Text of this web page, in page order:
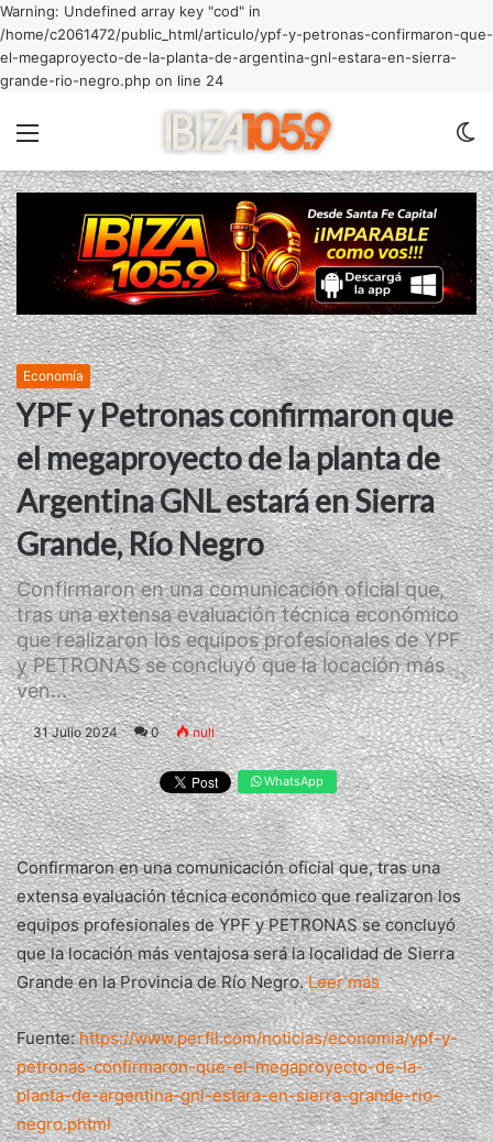
Warning: Undefined array key "cod" in
/home/c2061472/public_html/articulo/ypf-y-petronas-confirmaron-que-
el-megaproyecto-de-la-planta-de-argentina-gnl-estara-en-sierra-
grande-rio-negro.php on line 24
Economía
YPF y Petronas confirmaron que
el megaproyecto de la planta de
Argentina GNL estará en Sierra
Grande, Río Negro
Confirmaron en una comunicación oficial que,
tras una extensa evaluación técnica económico
que realizaron los equipos profesionales de YPF
y PETRONAS se concluyó que la locación más
ven...
31 Julio 2024 0 null
WhatsApp
Confirmaron en una comunicación oficial que, tras una
extensa evaluación técnica económico que realizaron los
equipos profesionales de YPF y PETRONAS se concluyó
que la locación más ventajosa será la localidad de Sierra
Grande en la Provincia de Río Negro.Leer más
Fuente:https://www.perfil.com/noticias/economia/ypf-y-
petronas-confirmaron-que-el-megaproyecto-de-la-
planta-de-argentina-gnl-estara-en-sierra-grande-rio-
negro.phtml